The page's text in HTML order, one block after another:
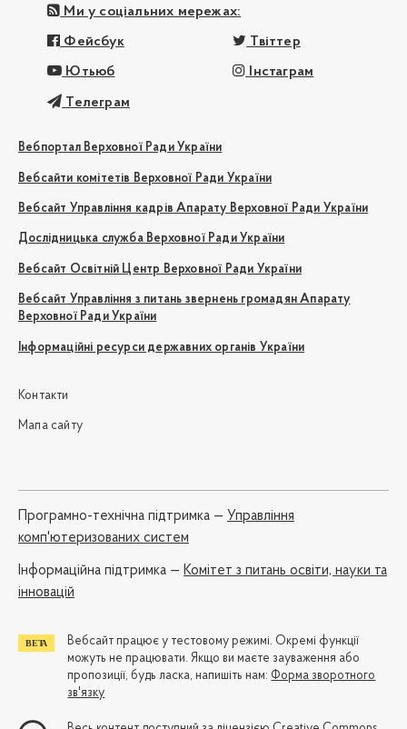
Ми у соціальних мережах:
Фейсбук Твіттер
Ютьюб Інстаграм
Телеграм
Вебпортал Верховної Ради України
Вебсайти комітетів Верховної Ради України
Вебсайт Управління кадрів Апарату Верховної Ради України
Дослідницька служба Верховної Ради України
Вебсайт Освітній Центр Верховної Ради України
Вебсайт Управління з питань звернень громадян Апарату
Верховної Ради України
Інформаційні ресурси державних органів України
Контакти
Мапа сайту
Програмно-технічна підтримка — Управління
комп'ютеризованих систем
Iнформаційна підтримка — Комітет з питань освіти, науки та
інновацій
Вебсайт працює у тестовому режимі. Окремі функції
можуть не працювати. Якщо ви маєте зауваження або
пропозиції, будь ласка, напишіть нам: Форма зворотного
зв'язку